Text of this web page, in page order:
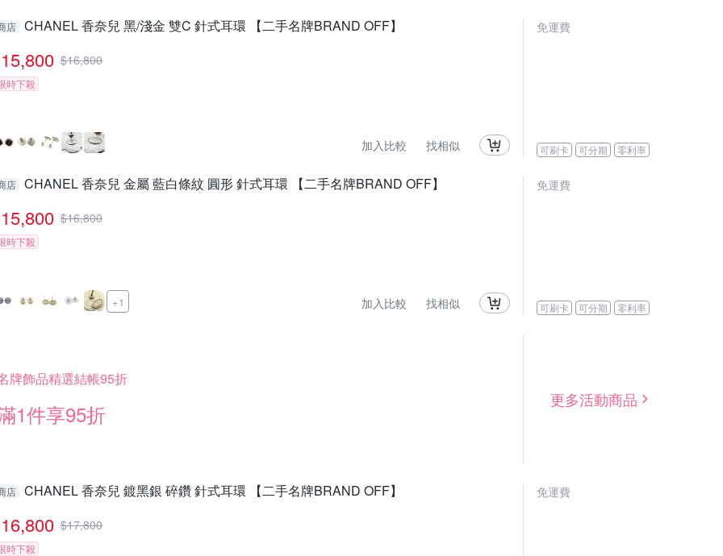
店 CHANEL 香奈兒 黑/淺金 雙C 針式耳環 【二手名牌BRAND OFF】
15,800 $16,800
時下殺
加入比較 找相似
免運費
可刷卡 可分期 零利率
店 CHANEL 香奈兒 金屬 藍白條紋 圓形 針式耳環 【二手名牌BRAND OFF】
15,800 $16,800
時下殺
+1 加入比較 找相似
免運費
可刷卡 可分期 零利率
牌飾品精選結帳95折
1件享95折
更多活動商品
店 CHANEL 香奈兒 鍍黑銀 碎鑽 針式耳環 【二手名牌BRAND OFF】
16,800 $17,800
時下殺
免運費